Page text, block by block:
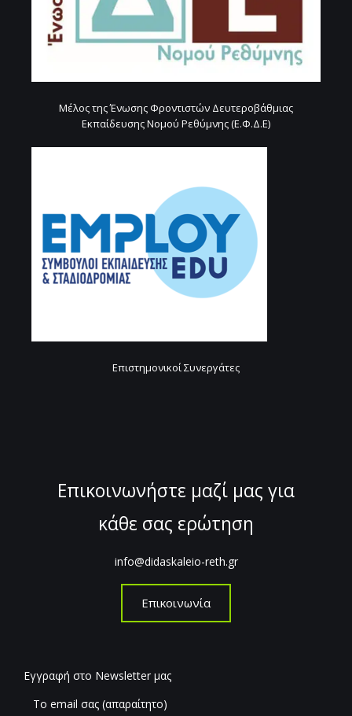
Μέλος της Ένωσης Φροντιστών Δευτεροβάθμιας
Εκπαίδευσης Νομού Ρεθύμνης (Ε.Φ.Δ.Ε)
Επιστημονικοί Συνεργάτες
Επικοινωνήστε μαζί μας για
κάθε σας ερώτηση
info@didaskaleio-reth.gr
Επικοινωνία
Εγγραφή στο Newsletter μας
Το email σας (απαραίτητο)